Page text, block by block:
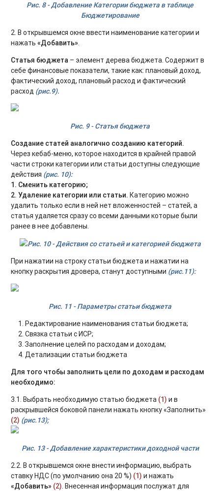
Рис. 8 - Добавление Категории бюджета в таблице
Бюджетирование
2. В открывшемся окне ввести наименование категории и
нажать«Добавить».
Статья бюджета – элемент дерева бюджета. Содержит в
себе финансовые показатели, такие как: плановый доход,
фактический доход, плановый расход и фактический
расход (рис.9).
Рис. 9 - Статья бюджета
Создание статей аналогично созданию категорий.
Через кебаб-меню, которое находится в крайней правой
части строки категории или статьи доступны следующие
действия (рис. 10):
1. Сменить категорию;
2. Удаление категории или статьи.Категорию можно
удалить только если в ней нет вложенностей – статей, а
статья удаляется сразу со всеми данными которые были
ранее в нее добавлены.
Рис. 10 - Действия со статьей и категорией бюджета
При нажатии на строку статьи бюджета и нажатии на
кнопку раскрытия дровера, станут доступными (рис.11):
Рис. 11 - Параметры статьи бюджета
Редактирование наименования статьи бюджета;
Связка статьи с ИСР;
Заполнение целей по расходам и доходам;
Детализации статьи бюджета
Для того чтобы заполнить цели по доходам и расходам
необходимо:
3.1. Выбрать необходимую статью бюджета (1) и в
раскрывшейся боковой панели нажать кнопку «Заполнить»
(2) (рис.13);
Рис. 13 - Добавление характеристики доходной части
2.2. В открывшемся окне внести информацию, выбрать
ставку НДС (по умолчанию она 20 %) (1) и нажать
«Добавить» (2). Внесенная информация послужат для